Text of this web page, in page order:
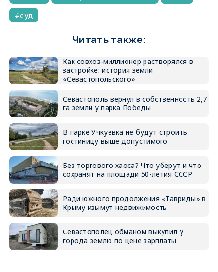
суд
Читать также:
Как совхоз-миллионер растворялся в
застройке: история земли
«Севастопольского»
Севастополь вернул в собственность 2,7
га земли у парка Победы
В парке Учкуевка не будут строить
гостиницу выше допустимого
Без торгового хаоса? Что уберут и что
сохранят на площади 50-летия СССР
Ради южного продолжения «Тавриды» в
Крыму изымут недвижимость
Севастополец обманом выкупил у
города землю по цене зарплаты